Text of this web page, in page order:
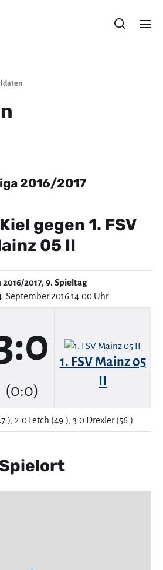
2016/2017
gegen 1. FSV
05 II
2016/2017, 9. Spieltag
September 2016 14:00 Uhr
(0:0)
1. FSV Mainz 05
II
2:0 Fetch (49.), 3:0 Drexler (56.).
Spielort